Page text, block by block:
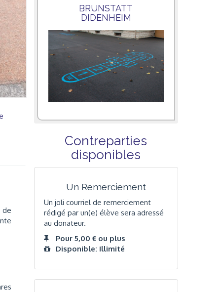
de
BRUNSTATT
DIDENHEIM
Contreparties
disponibles
Un Remerciement
Un joli courriel de remerciement
rédigé par un(e) élève sera adressé
au donateur.
Pour 5,00 € ou plus
Disponible: Illimité